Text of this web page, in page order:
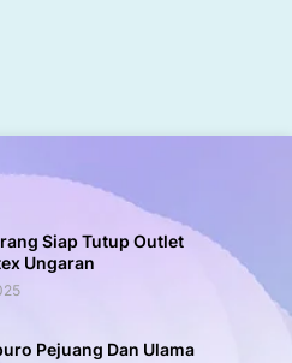
Siap Tutup Outlet
Ungaran
Pejuang Dan Ulama